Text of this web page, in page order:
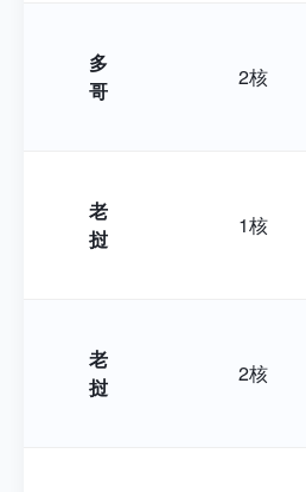
多
哥
2核
老
挝
1核
老
挝
2核